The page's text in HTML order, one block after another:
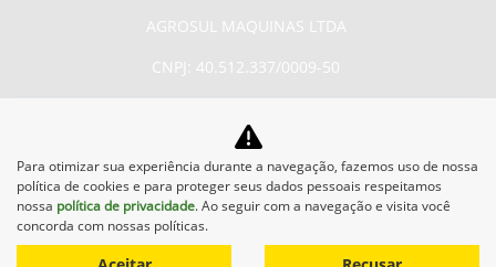
AGROSUL MAQUINAS LTDA
CNPJ: 40.512.337/0009-50
No trânsito, enxergar o outro
salva vidas.
Para otimizar sua experiência durante a navegação, fazemos uso de nossa
política de cookies e para proteger seus dados pessoais respeitamos
nossa política de privacidade. Ao seguir com a navegação e visita você
concorda com nossas políticas.